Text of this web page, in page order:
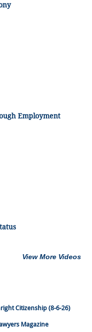
Employment
View More Videos
Citizenship (8-6-26)
Magazine